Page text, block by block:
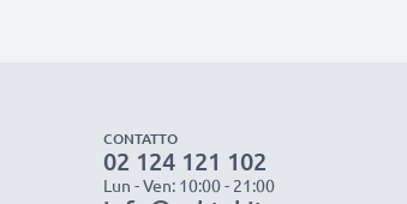
CONTATTO
02 124 121 102
Lun - Ven: 10:00 - 21:00